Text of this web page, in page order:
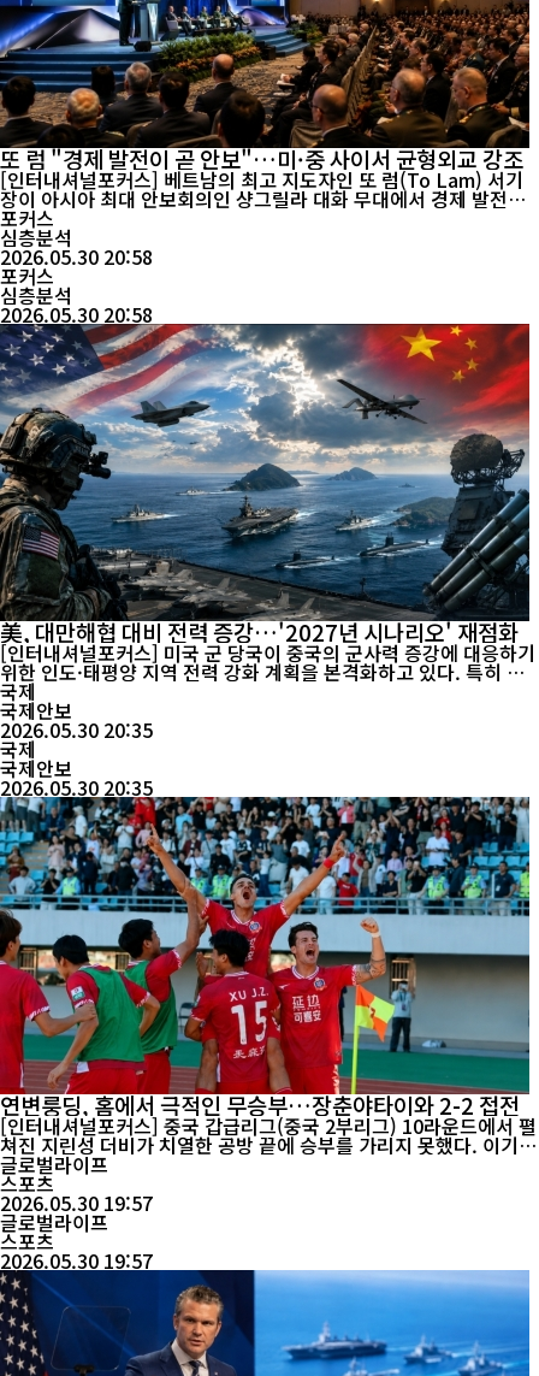
또 럼 "경제 발전이 곧 안보"…미·중 사이서 균형외교 강조
[인터내셔널포커스] 베트남의 최고 지도자인 또 럼(To Lam) 서기
장이 아시아 최대 안보회의인 샹그릴라 대화 무대에서 경제 발전과
전략적 안정의 중요성을 강조하며 미·중 경쟁 속 베트남의 실용적
균형외교 노선을 재확인했다. 29일 싱가포르에서 개막한 제23회 샹
그릴라 대화에서 또 럼 서기장은 "지속 가능한 발전을 위해서는 평
화롭고 안정적인 국제 환경이 필수적"이라며 ...
포커스
심층분석
2026.05.30 20:58
포커스
심층분석
2026.05.30 20:58
美, 대만해협 대비 전력 증강…'2027년 시나리오' 재점화
[인터내셔널포커스] 미국 군 당국이 중국의 군사력 증강에 대응하기
위한 인도·태평양 지역 전력 강화 계획을 본격화하고 있다. 특히 대
함 타격 무기와 기뢰전 능력, 무인 전력, 극초음속 무기 개발에 대규
모 예산을 배정하면서 대만해협을 둘러싼 미·중 전략 경쟁이 다시
주목받고 있다. 최근 미국 인도태평양사령부가 의회에 제출한 보고
서에 따르면 미군은 중국 해군력 확대...
국제
국제안보
2026.05.30 20:35
국제
국제안보
2026.05.30 20:35
연변룽딩, 홈에서 극적인 무승부…장춘야타이와 2-2 접전
[인터내셔널포커스] 중국 갑급리그(중국 2부리그) 10라운드에서 펼
쳐진 지린성 더비가 치열한 공방 끝에 승부를 가리지 못했다. 이기형
감독이 이끄는 연변룽딩은 홈에서 장춘야타이와 맞붙어 경기 종료
직전 극적인 동점골을 터뜨리며 2-2 무승부를 기록했다. 30일 열린
이번 경기는 리그 상위권 진입을 노리는 연변룽딩과 강등권 탈출이
절실한 장춘야타이의 맞대결로 경기 전부터 관심을 모...
글로벌라이프
스포츠
2026.05.30 19:57
글로벌라이프
스포츠
2026.05.30 19:57